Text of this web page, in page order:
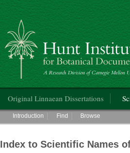
Hunt Institute for Botanical
Original Linnaean Dissertations
Main menu
Introduction Find Browse
Index to Scientific Names